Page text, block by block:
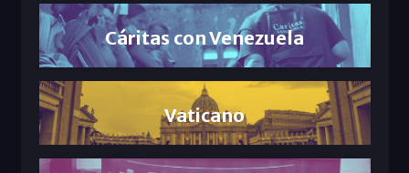
Cáritas con Venezuela
Vaticano